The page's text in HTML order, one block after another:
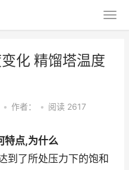
化 精馏塔温度
• 作者： • 阅读 2617
特点,为什么
到了所处压力下的饱和